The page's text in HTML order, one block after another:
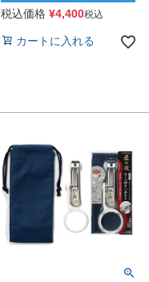
税込価格 ¥4,400税込
カートに入れる